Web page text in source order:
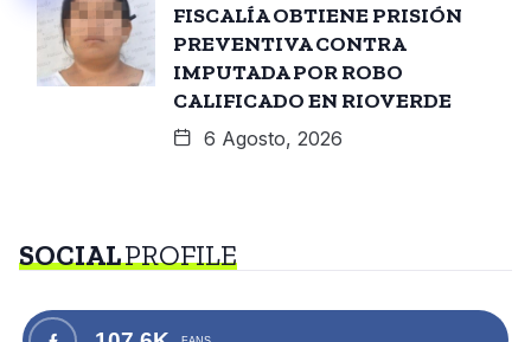
FISCALÍA OBTIENE PRISIÓN
PREVENTIVA CONTRA
IMPUTADA POR ROBO
CALIFICADO EN RIOVERDE
6 Agosto, 2026
SOCIALPROFILE